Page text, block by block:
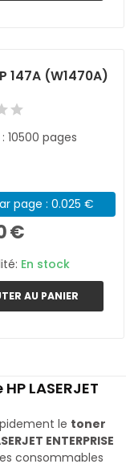
147A (W1470A)
10500 pages
page : 0.025 €
€
En stock
AU PANIER
LASERJET
le toner
ENTERPRISE
consommables